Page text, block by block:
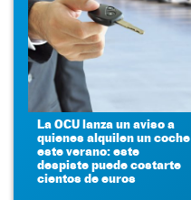
La OCU lanza un aviso a
quienes alquilen un coche
este verano: este
despiste puede costarte
cientos de euros